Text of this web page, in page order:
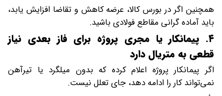
همچنین اگر در بورس کالا، عرضه کاهش و تقاضا افزایش یابد،
باید آماده گرانی مقاطع فولادی باشید.
۴. پیمانکار یا مجری پروژه برای فاز بعدی نیاز
قطعی به متریال دارد
اگر پیمانکار پروژه اعلام کرده که بدون میلگرد یا تیرآهن
نمی‌تواند کار را ادامه دهد، جای تعلل نیست.